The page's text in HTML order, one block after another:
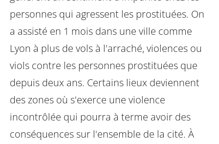
personnes qui agressent les prostituées. On
a assisté en 1 mois dans une ville comme
Lyon à plus de vols à l'arraché, violences ou
viols contre les personnes prostituées que
depuis deux ans. Certains lieux deviennent
des zones où s'exerce une violence
incontrôlée qui pourra à terme avoir des
conséquences sur l'ensemble de la cité. À